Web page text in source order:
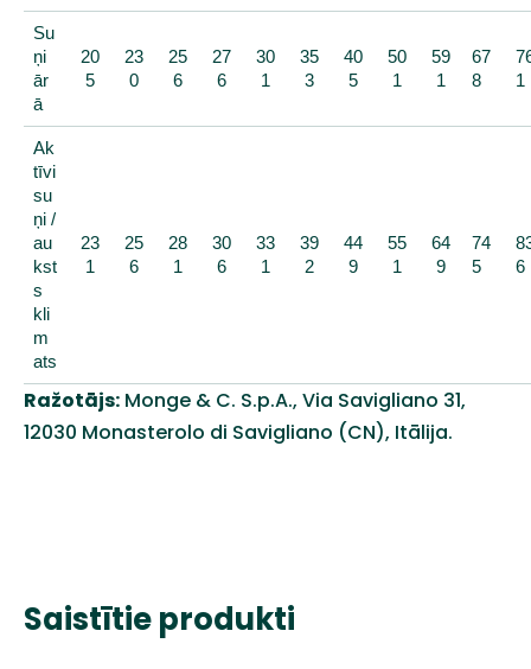
Su
ņi
ār
ā
20
5
23
0
25
6
27
6
30
1
35
3
40
5
50
1
59
1
67
8
1
Ak
tīvi
su
ņi /
au
kst
s
kli
m
ats
23
1
25
6
28
1
30
6
33
1
39
2
44
9
55
1
64
9
74
5
6
Ražotājs: Monge & C. S.p.A., Via Savigliano 31,
12030 Monasterolo di Savigliano (CN), Itālija.
Saistītie produkti